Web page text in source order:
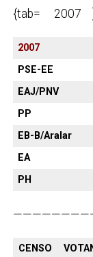
{tab= 2007
2007
PSE-EE
EAJ/PNV
PP
EB-B/Aralar
EA
PH
CENSO